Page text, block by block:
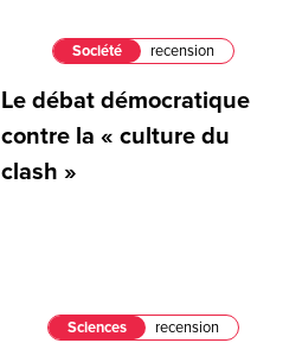
Société recension
Le débat démocratique
contre la « culture du
clash »
Sciences recension